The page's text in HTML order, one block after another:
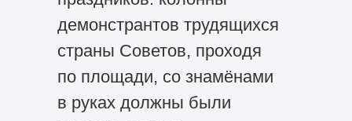
демонстрантов трудящихся
страны Советов, проходя
по площади, со знамёнами
в руках должны были